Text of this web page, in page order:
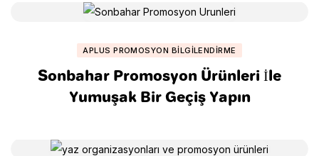
APLUS PROMOSYON BILGILENDIRME
Sonbahar Promosyon Ürünleri İle
Yumuşak Bir Geçiş Yapın